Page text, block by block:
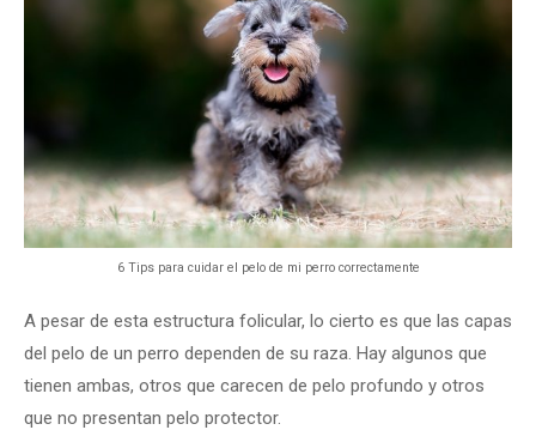
6 Tips para cuidar el pelo de mi perro correctamente
A pesar de esta estructura folicular, lo cierto es que las capas
del pelo de un perro dependen de su raza. Hay algunos que
tienen ambas, otros que carecen de pelo profundo y otros
que no presentan pelo protector.